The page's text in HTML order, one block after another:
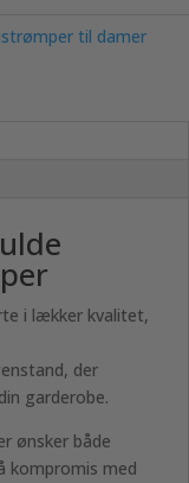
til damer
i lækker kvalitet,
der
garderobe.
ønsker både
kompromis med